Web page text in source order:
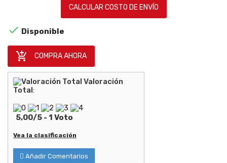
CALCULAR COSTO DE ENVÍO
 Disponible
 COMPRA AHORA
Valoración
Total :
5,00/5 - 1 Voto
Vea la clasificación
Añadir Comentarios